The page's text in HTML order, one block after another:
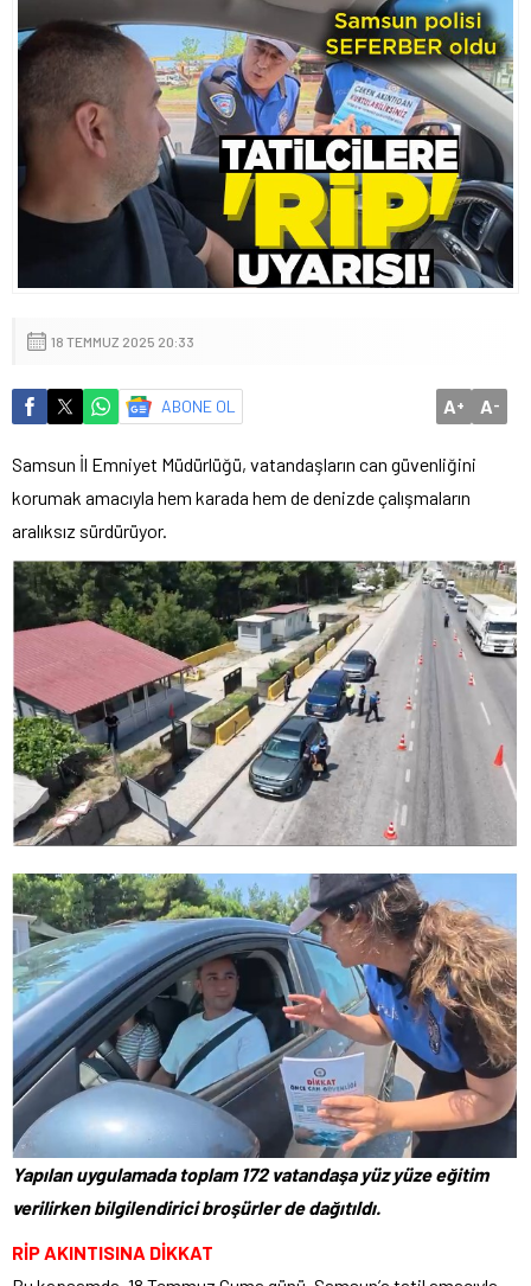
18 TEMMUZ 2025 20:33
ABONE OL A+ A-
Samsun İl Emniyet Müdürlüğü, vatandaşların can güvenliğini
korumak amacıyla hem karada hem de denizde çalışmaların
aralıksız sürdürüyor.
Yapılan uygulamada toplam 172 vatandaşa yüz yüze eğitim
verilirken bilgilendirici broşürler de dağıtıldı.
RİP AKINTISINA DİKKAT